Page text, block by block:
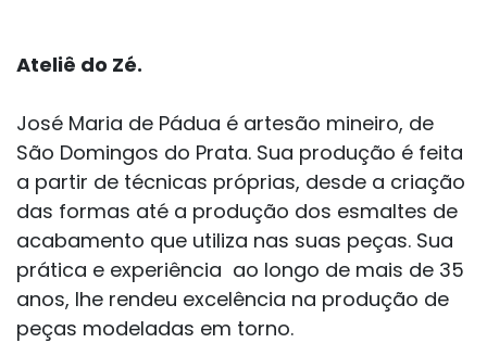
Ateliê do Zé.
José Maria de Pádua é artesão mineiro, de
São Domingos do Prata. Sua produção é feita
a partir de técnicas próprias, desde a criação
das formas até a produção dos esmaltes de
acabamento que utiliza nas suas peças. Sua
prática e experiência ao longo de mais de 35
anos, lhe rendeu excelência na produção de
peças modeladas em torno.